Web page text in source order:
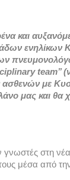
και
ενηλίκων
ασθενών με
μας και θα
στη
μέσα από